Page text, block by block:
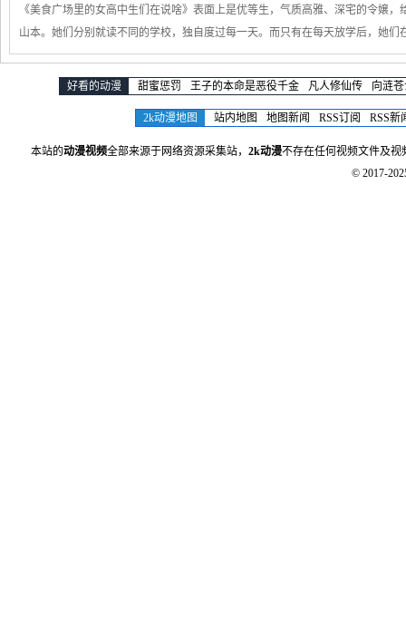
《美食广场里的女高中生们在说啥》表面上是优等生，气质高雅、深宅的令嬢
山本。她们分别就读不同的学校，独自度过每一天。而只有在每天放学后，她
好看的动漫 甜蜜惩罚 王子的本命是恶役千金 凡人修仙传 向涟
2k动漫地图 站内地图 地图新闻 RSS订阅 RSS新
本站的动漫视频全部来源于网络资源采集站， 2k动漫不存在任何视频文件及视
© 2017-